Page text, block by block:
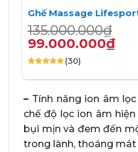
Ghế Massage
135.000.000₫
Giá
gốc
là:
135.000.000₫.
99.000.000₫
Giá
hiện
tại
là:
99.000.000₫.
dựa trên
(30)
– Tính năng ion âm
chế độ lọc ion âm
bụi mịn và đem đến
trong lành, thoáng mát